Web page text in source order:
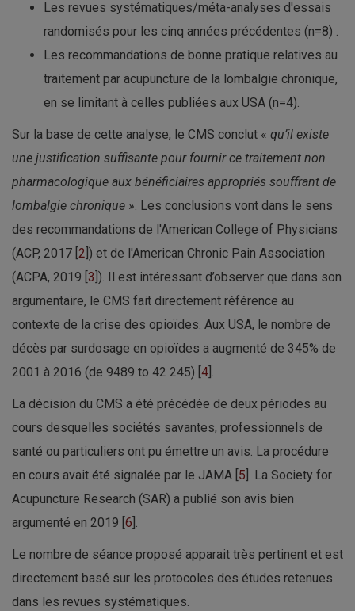
Les revues systématiques/méta-analyses d'essais
randomisés pour les cinq années précédentes (n=8) .
Les recommandations de bonne pratique relatives au
traitement par acupuncture de la lombalgie chronique,
en se limitant à celles publiées aux USA (n=4).
Sur la base de cette analyse, le CMS conclut « qu’il existe
une justification suffisante pour fournir ce traitement non
pharmacologique aux bénéficiaires appropriés souffrant de
lombalgie chronique ». Les conclusions vont dans le sens
des recommandations de l'American College of Physicians
(ACP, 2017 [ 2 ]) et de l'American Chronic Pain Association
(ACPA, 2019 [ 3 ]). Il est intéressant d’observer que dans son
argumentaire, le CMS fait directement référence au
contexte de la crise des opioïdes. Aux USA, le nombre de
décès par surdosage en opioïdes a augmenté de 345% de
2001 à 2016 (de 9489 to 42 245) [ 4 ].
La décision du CMS a été précédée de deux périodes au
cours desquelles sociétés savantes, professionnels de
santé ou particuliers ont pu émettre un avis. La procédure
en cours avait été signalée par le JAMA [ 5 ]. La Society for
Acupuncture Research (SAR) a publié son avis bien
argumenté en 2019 [ 6 ].
Le nombre de séance proposé apparait très pertinent et est
directement basé sur les protocoles des études retenues
dans les revues systématiques.